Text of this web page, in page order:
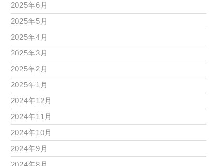
2025年6月
2025年5月
2025年4月
2025年3月
2025年2月
2025年1月
2024年12月
2024年11月
2024年10月
2024年9月
2024年8月